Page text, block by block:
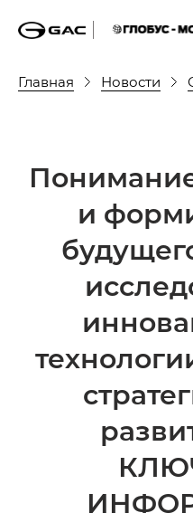
Главная Новости
и